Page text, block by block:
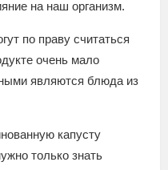
на наш организм.
по праву считаться
очень мало
являются блюда из
капусту
только знать